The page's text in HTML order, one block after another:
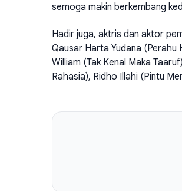
semoga makin berkembang
Hadir juga, aktris dan aktor
Qausar Harta Yudana (Perahu
William (Tak Kenal Maka
Rahasia), Ridho Illahi (Pintu